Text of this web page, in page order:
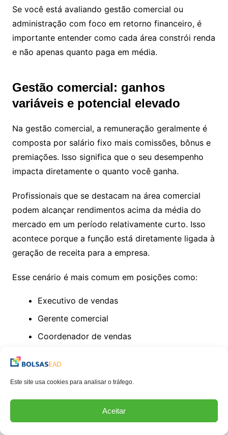
Este site usa cookies para analisar o tráfego.
Aceitar
Se você está avaliando gestão comercial ou
administração com foco em retorno financeiro, é
importante entender como cada área constrói renda
e não apenas quanto paga em média.
Gestão comercial: ganhos
variáveis e potencial elevado
Na gestão comercial, a remuneração geralmente é
composta por salário fixo mais comissões, bônus e
premiações. Isso significa que o seu desempenho
impacta diretamente o quanto você ganha.
Profissionais que se destacam na área comercial
podem alcançar rendimentos acima da média do
mercado em um período relativamente curto. Isso
acontece porque a função está diretamente ligada à
geração de receita para a empresa.
Esse cenário é mais comum em posições como:
Executivo de vendas
Gerente comercial
Coordenador de vendas
O ponto central aqui é que não existe um teto fixo
Por outro lado, essa mesma característica traz